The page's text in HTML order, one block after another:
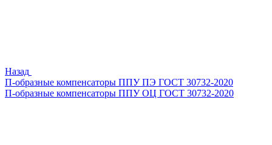
Назад
П-образные компенсаторы ППУ ПЭ ГОСТ 30732-2020
П-образные компенсаторы ППУ ОЦ ГОСТ 30732-2020